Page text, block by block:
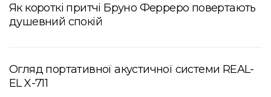
Як короткі притчі Бруно Ферреро повертають
душевний спокій
Огляд портативної акустичної системи REAL-
EL X-711